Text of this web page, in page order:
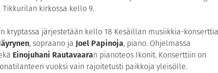
kirkossa kello 9.
kryptassa järjestetään kello 18 Kesäillan musiikkia-
, sopraano ja Joel Papinoja, piano. Ohjelmassa
Einojuhani Rautavaaran pianoteos Ikonit. Konserttiin on
vuoksi vain rajoitetusti paikkoja yleisölle.